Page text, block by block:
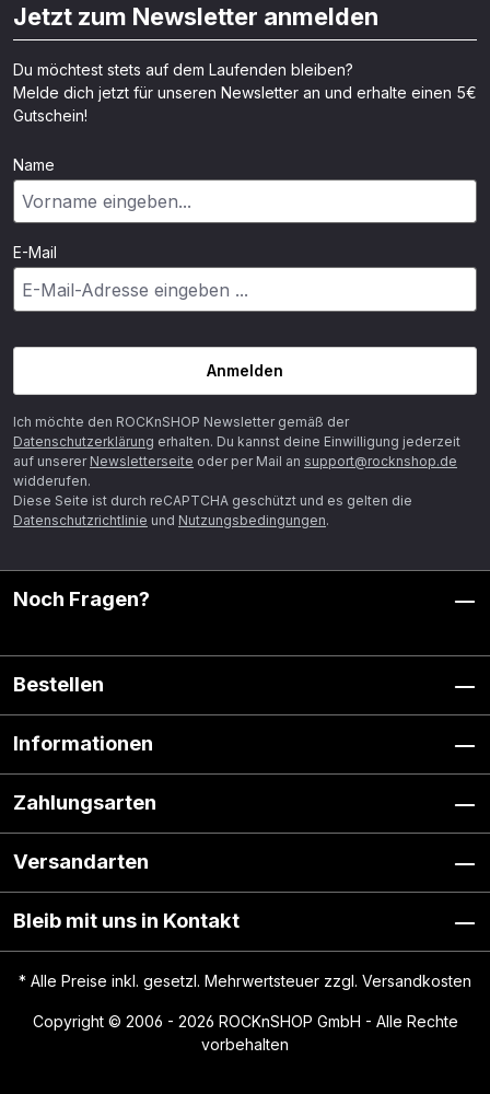
Jetzt zum Newsletter anmelden
Du möchtest stets auf dem Laufenden bleiben?
Melde dich jetzt für unseren Newsletter an und erhalte einen 5€
Gutschein!
Name
E-Mail
Anmelden
Ich möchte den ROCKnSHOP Newsletter gemäß der
Datenschutzerklärung erhalten. Du kannst deine Einwilligung jederzeit
auf unserer Newsletterseite oder per Mail an support@rocknshop.de
widderufen.
Diese Seite ist durch reCAPTCHA geschützt und es gelten die
Datenschutzrichtlinie und Nutzungsbedingungen.
Noch Fragen?
Bestellen
Informationen
Zahlungsarten
Versandarten
Bleib mit uns in Kontakt
* Alle Preise inkl. gesetzl. Mehrwertsteuer zzgl. Versandkosten
Copyright © 2006 - 2026 ROCKnSHOP GmbH - Alle Rechte
vorbehalten